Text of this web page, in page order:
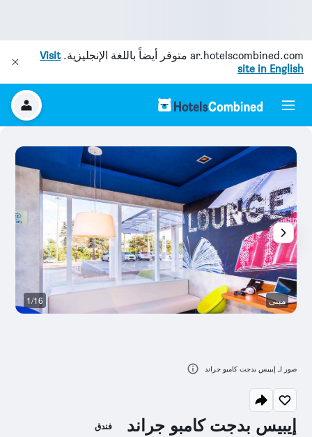
ar.hotelscombined.com متوفر أيضاً باللغة الإنجليزية.Visit
site in English
إيبيس بدجت كامبو جراند فندق
مبنى 1/16
صور لـ إيبيس بدجت كامبو جراند